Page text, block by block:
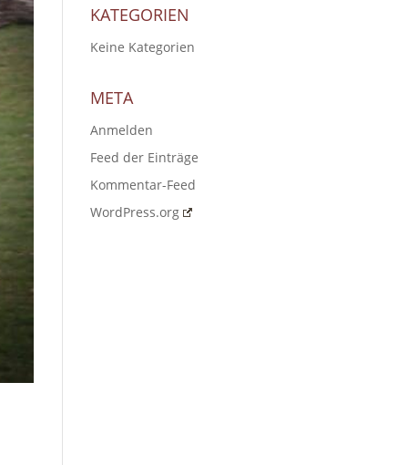
KATEGORIEN
Keine Kategorien
META
Anmelden
Feed der Einträge
Kommentar-Feed
WordPress.org